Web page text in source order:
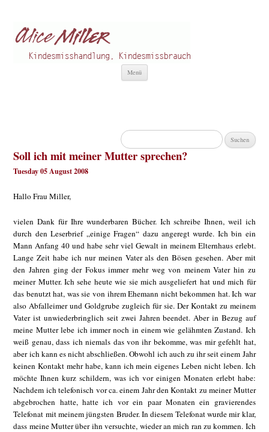
Menü
Suchen
nach:
Soll ich mit meiner Mutter sprechen?
Tuesday 05 August 2008
Hallo Frau Miller,
vielen Dank für Ihre wunderbaren Bücher. Ich schreibe Ihnen, weil ich
durch den Leserbrief „einige Fragen“ dazu angeregt wurde. Ich bin ein
Mann Anfang 40 und habe sehr viel Gewalt in meinem Elternhaus erlebt.
Lange Zeit habe ich nur meinen Vater als den Bösen gesehen. Aber mit
den Jahren ging der Fokus immer mehr weg von meinem Vater hin zu
meiner Mutter. Ich sehe heute wie sie mich ausgeliefert hat und mich für
das benutzt hat, was sie von ihrem Ehemann nicht bekommen hat. Ich war
also Abfalleimer und Goldgrube zugleich für sie. Der Kontakt zu meinem
Vater ist unwiederbringlich seit zwei Jahren beendet. Aber in Bezug auf
meine Mutter lebe ich immer noch in einem wie gelähmten Zustand. Ich
weiß genau, dass ich niemals das von ihr bekomme, was mir gefehlt hat,
aber ich kann es nicht abschließen. Obwohl ich auch zu ihr seit einem Jahr
keinen Kontakt mehr habe, kann ich mein eigenes Leben nicht leben. Ich
möchte Ihnen kurz schildern, was ich vor einigen Monaten erlebt habe:
Nachdem ich telefonisch vor ca. einem Jahr den Kontakt zu meiner Mutter
abgebrochen hatte, hatte ich vor ein paar Monaten ein gravierendes
Telefonat mit meinem jüngsten Bruder. In diesem Telefonat wurde mir klar,
dass meine Mutter über ihn versuchte, wieder an mich ran zu kommen. Ich